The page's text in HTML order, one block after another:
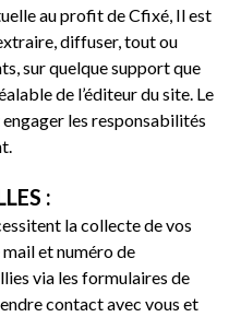
au profit de Cfixé, Il est
diffuser, tout ou
sur quelque support que
de l’éditeur du site. Le
les responsabilités
:
la collecte de vos
et numéro de
via les formulaires de
contact avec vous et